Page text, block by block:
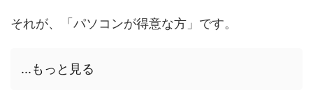
それが、「パソコンが得意な方」です。
...もっと見る